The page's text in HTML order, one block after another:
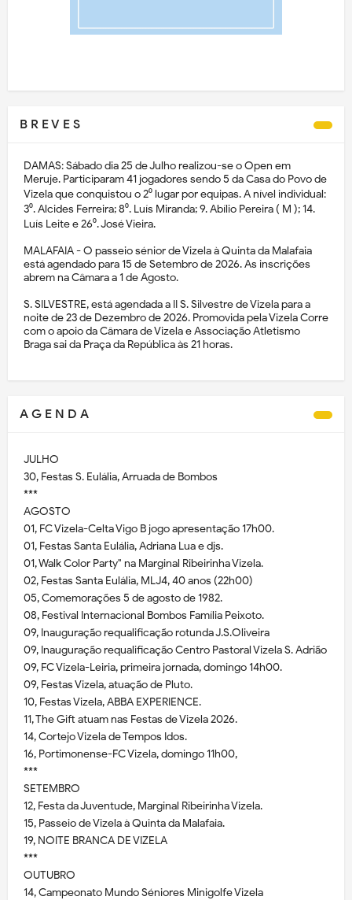
B R E V E S
DAMAS: Sábado dia 25 de Julho realizou-se o Open em
Meruje. Participaram 41 jogadores sendo 5 da Casa do Povo de
Vizela que conquistou o 2⁰ lugar por equipas. A nível individual:
3⁰. Alcides Ferreira; 8⁰. Luís Miranda; 9. Abílio Pereira ( M ); 14.
Luís Leite e 26⁰. José Vieira.
MALAFAIA - O passeio sénior de Vizela à Quinta da Malafaia
está agendado para 15 de Setembro de 2026. As inscrições
abrem na Câmara a 1 de Agosto.
S. SILVESTRE, está agendada a II S. Silvestre de Vizela para a
noite de 23 de Dezembro de 2026. Promovida pela Vizela Corre
com o apoio da Câmara de Vizela e Associação Atletismo
Braga sai da Praça da República às 21 horas.
A G E N D A
JULHO
30, Festas S. Eulália, Arruada de Bombos
***
AGOSTO
01, FC Vizela-Celta Vigo B jogo apresentação 17h00.
01, Festas Santa Eulália, Adriana Lua e djs.
01, Walk Color Party" na Marginal Ribeirinha Vizela.
02, Festas Santa Eulália, MLJ4, 40 anos (22h00)
05, Comemorações 5 de agosto de 1982.
08, Festival Internacional Bombos Família Peixoto.
09, Inauguração requalificação rotunda J.S.Oliveira
09, Inauguração requalificação Centro Pastoral Vizela S. Adrião
09, FC Vizela-Leiria, primeira jornada, domingo 14h00.
09, Festas Vizela, atuação de Pluto.
10, Festas Vizela, ABBA EXPERIENCE.
11, The Gift atuam nas Festas de Vizela 2026.
14, Cortejo Vizela de Tempos Idos.
16, Portimonense-FC Vizela, domingo 11h00,
***
SETEMBRO
12, Festa da Juventude, Marginal Ribeirinha Vizela.
15, Passeio de Vizela à Quinta da Malafaia.
19, NOITE BRANCA DE VIZELA
***
OUTUBRO
14, Campeonato Mundo Séniores Minigolfe Vizela